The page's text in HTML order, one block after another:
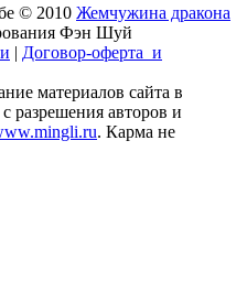
© 2010 Жемчужина дракона
Фэн Шуй
| Договор-оферта и
материалов сайта в
разрешения авторов и
. Карма не